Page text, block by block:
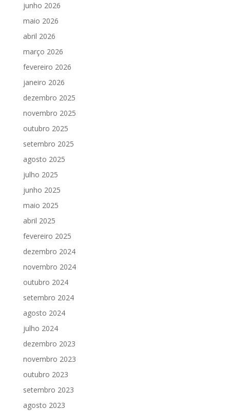
junho 2026
maio 2026
abril 2026
março 2026
fevereiro 2026
janeiro 2026
dezembro 2025
novembro 2025
outubro 2025
setembro 2025
agosto 2025
julho 2025
junho 2025
maio 2025
abril 2025
fevereiro 2025
dezembro 2024
novembro 2024
outubro 2024
setembro 2024
agosto 2024
julho 2024
dezembro 2023
novembro 2023
outubro 2023
setembro 2023
agosto 2023